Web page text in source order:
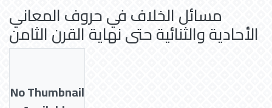
مسائل الخلاف في حروف المعاني
الأحادية والثنائية حتى نهاية القرن الثامن
No Thumbnail